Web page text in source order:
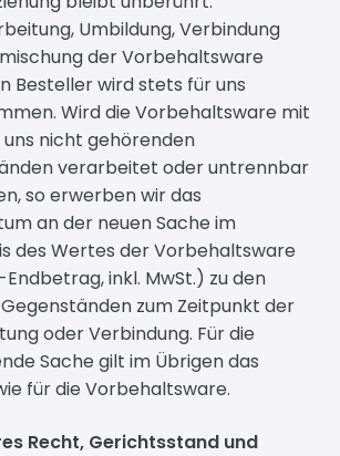
Umbildung, Verbindung
der Vorbehaltsware
Besteller wird stets für uns
Wird die Vorbehaltsware mit
nicht gehörenden
verarbeitet oder untrennbar
so erwerben wir das
an der neuen Sache im
des Wertes der Vorbehaltsware
inkl. MwSt.) zu den
zum Zeitpunkt der
oder Verbindung. Für die
Sache gilt im Übrigen das
für die Vorbehaltsware.
Recht, Gerichtsstand und